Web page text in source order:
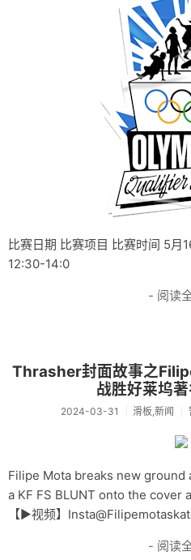
比赛日期 比赛项目 比赛时间 5月
12:30-14:0
- 阅读
Thrasher封面故事之
战胜好莱坞
2024-03-31 滑板,新闻
Filipe Mota breaks new
a KF FS BLUNT onto the cover
【▶️视频】
- 阅读